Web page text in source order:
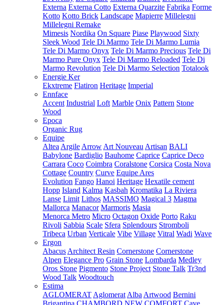
Externa Externa Cotto Externa Quarzite Fabrika Forme
Kotto Kotto Brick Landscape Mapierre Millelegni
Millelegni Remake
Mimesis Nordika On Square Piase Playwood Sixty
Sleek Wood Tele Di Marmo Tele Di Marmo Lumia
Tele Di Marmo Onyx Tele Di Marmo Precious Tele Di
Marmo Pure Onyx Tele Di Marmo Reloaded Tele Di
Marmo Revolution Tele Di Marmo Selection Totalook
Energie Ker
Ekxtreme Flatiron Heritage Imperial
Ennface
Accent Industrial Loft Marble Onix Pattern Stone
Wood
Epoca
Organic Rug
Equipe
Altea Argile Arrow Art Nouveau Artisan BALI
Babylone Bardiglio Bauhome Caprice Caprice Deco
Carrara Coco Coimbra Coralstone Corsica Costa Nova
Cottage Country Curve Equipe Ares
Evolution Fango Hanoi Heritage Hexatile cement
Hopp Island Kalma Kasbah Kromatika La Riviera
Lanse Limit Lithos MASSIMO Magical 3 Magma
Mallorca Manacor Marmoris Masia
Menorca Metro Micro Octagon Oxide Porto Raku
Rivoli Sabbia Scale Sfera Splendours Stromboli
Tribeca Urban Verticale Vibe Village Vitral Wadi Wave
Ergon
Abacus Architect Resin Cornerstone Cornerstone
Alpen Elegance Pro Grain Stone Lombarda Medley
Oros Stone Pigmento Stone Project Stone Talk Tr3nd
Wood Talk Woodtouch
Estima
AGLOMERAT Aglomerat Alba Artwood Bernini